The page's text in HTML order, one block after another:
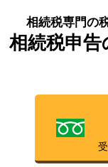
相続税専門の
相続税申告